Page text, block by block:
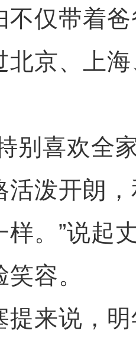
不仅带着
北京、上
喜欢全家
活泼开朗
样。”说起
容。
来说，明